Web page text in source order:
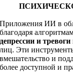
Приложения ИИ в
благодаря
депрессии и тревоги
лиц. Эти
вмешательство и
более доступной и